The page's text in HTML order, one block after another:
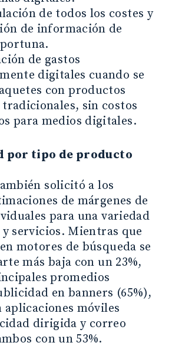
de todos los costes y
de información de
de gastos
digitales cuando se
con productos
sin costos
para medios digitales.
por tipo de producto
solicitó a los
de márgenes de
para una variedad
servicios. Mientras que
motores de búsqueda se
más baja con un 23%,
promedios
en banners (65%),
móviles
dirigida y correo
con un 53%.